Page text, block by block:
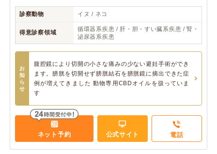
診察動物 イヌ / ネコ
得意診察領域
循環器系疾患 / 肝・胆・すい臓系疾患 / 腎・
泌尿器系疾患
お
知
ら
せ
腹腔鏡により切開の小さな痛みの少ない避妊手術ができ
ます。膀胱を切開せず膀胱結石を膀胱鏡に摘出できた症
例が増えてきました 動物専用CBDオイルを扱っていま
す
ネット予約 公式サイト 電話